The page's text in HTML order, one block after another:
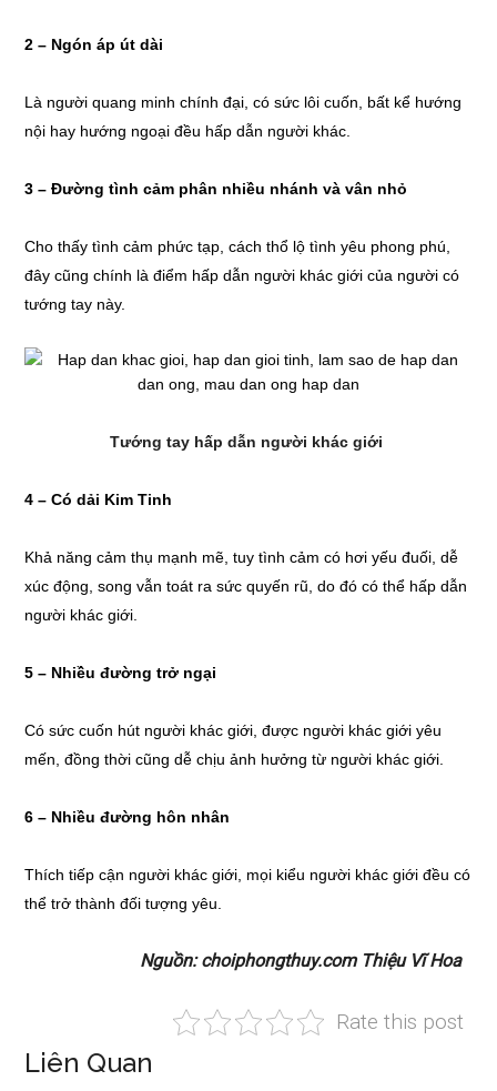
2 – Ngón áp út dài
Là người quang minh chính đại, có sức lôi cuốn, bất kể hướng
nội hay hướng ngoại đều hấp dẫn người khác.
3 – Đường tình cảm phân nhiều nhánh và vân nhỏ
Cho thấy tình cảm phức tạp, cách thổ lộ tình yêu phong phú,
đây cũng chính là điểm hấp dẫn người khác giới của người có
tướng tay này.
Tướng tay hấp dẫn người khác giới
4 – Có dải Kim Tinh
Khả năng cảm thụ mạnh mẽ, tuy tình cảm có hơi yếu đuối, dễ
xúc động, song vẫn toát ra sức quyến rũ, do đó có thể hấp dẫn
người khác giới.
5 – Nhiều đường trở ngại
Có sức cuốn hút người khác giới, được người khác giới yêu
mến, đồng thời cũng dễ chịu ảnh hưởng từ người khác giới.
6 – Nhiều đường hôn nhân
Thích tiếp cận người khác giới, mọi kiểu người khác giới đều có
thể trở thành đối tượng yêu.
Nguồn: choiphongthuy.com Thiệu Vĩ Hoa
Rate this post
Liên Quan